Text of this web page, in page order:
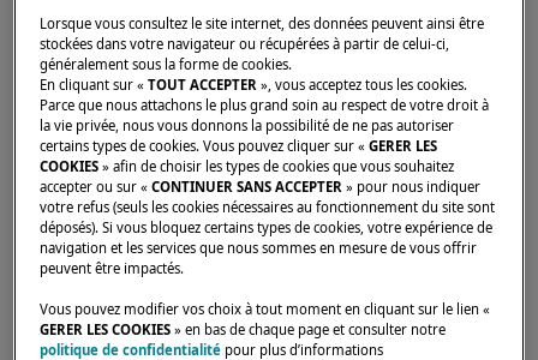
Escapades.
24 NOVEMBRE 2022
Accueillis avec un de bienvenue, les
propriétaires ont pu profiter d’un apéritif
dînatoire durant lequel chacun était convié à
cuisiner son plat et partager son style de
cuisine. Un moment convivial et une belle
manière de nouer des liens !
Lorsque vous consultez le site internet, des données peuvent ainsi être
stockées dans votre navigateur ou récupérées à partir de celui-ci,
généralement sous la forme de cookies.
En cliquant sur «TOUT ACCEPTER », vous acceptez tous les cookies.
Parce que nous attachons le plus grand soin au respect de votre droit à
la vie privée, nous vous donnons la possibilité de ne pas autoriser
certains types de cookies. Vous pouvez cliquer sur «GERER LES
COOKIES » afin de choisir les types de cookies que vous souhaitez
accepter ou sur «CONTINUER SANS ACCEPTER » pour nous indiquer
votre refus (seuls les cookies nécessaires au fonctionnement du site sont
déposés). Si vous bloquez certains types de cookies, votre expérience de
navigation et les services que nous sommes en mesure de vous offrir
peuvent être impactés.
Vous pouvez modifier vos choix à tout moment en cliquant sur le lien «
GERER LES COOKIES » en bas de chaque page et consulter notre
politique de confidentialité pour plus d’informations